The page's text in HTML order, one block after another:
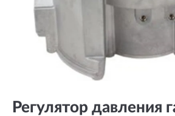
Регулятор давления